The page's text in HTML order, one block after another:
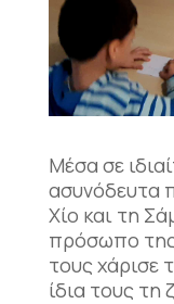
Μέσα σε
ασυνόδευτα
Χίο και τη
πρόσωπο
τους χάρισε
ίδια τους τη